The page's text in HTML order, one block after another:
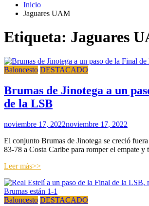
Inicio
Jaguares UAM
Etiqueta: Jaguares
Baloncesto DESTACADO
Brumas de Jinotega a un
de la LSB
noviembre 17, 2022noviembre 17, 2022
El conjunto Brumas de Jinotega se creció
83-78 a Costa Caribe para romper el empate y
Leer más>>
Baloncesto DESTACADO